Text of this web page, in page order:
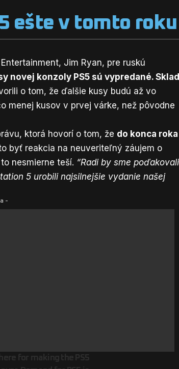
ešte v tomto roku
Jim Ryan, pre ruskú
novej konzoly PS5 sú vypredané.
o tom, že ďalšie kusy budú až vo
menej kusov v prvej várke, než pôvodne
ktorá hovorí o tom, že do konca roka
byť reakcia na neuveriteľný záujem o
nesmierne teší. “Radi by sme poďakovali
5 urobili najsilnejšie vydanie našej
-